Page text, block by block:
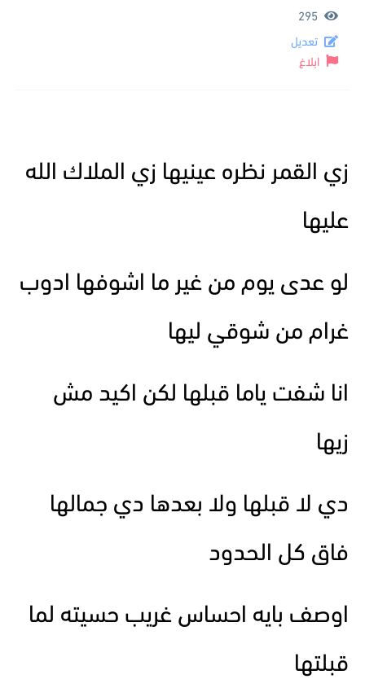
زي القمر نظره عينيها زي الملاك الله
عليها
لو عدى يوم من غير ما اشوفها ادوب
غرام من شوقي ليها
انا شفت ياما قبلها لكن اكيد مش
زيها
دي لا قبلها ولا بعدها دي جمالها
فاق كل الحدود
اوصف بايه احساس غريب حسيته لما
قبلتها
295
تعديل
ابلاغ